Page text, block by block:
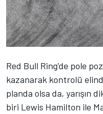
Red Bull Ring'de pole
kazanarak kontrolü
planda olsa da, yarışın
biri Lewis Hamilton ile